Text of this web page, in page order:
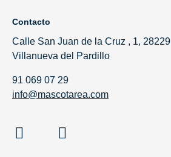
Contacto
Calle San Juan de la Cruz , 1, 28229
Villanueva del Pardillo
91 069 07 29
info@mascotarea.com